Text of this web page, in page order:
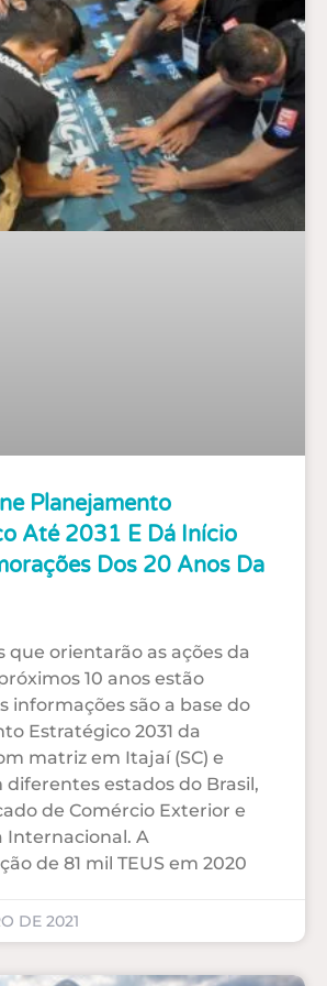
Planejamento
Até 2031 E Dá Início
Dos 20 Anos Da
que orientarão as ações da
10 anos estão
informações são a base do
Estratégico 2031 da
matriz em Itajaí (SC) e
diferentes estados do Brasil,
de Comércio Exterior e
Internacional. A
de 81 mil TEUS em 2020
DE 2021